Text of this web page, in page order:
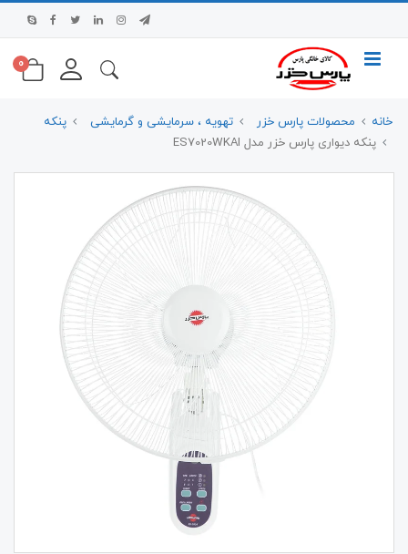
0
خانه محصولات پارس خزر تهویه ، سرمایشی و گرمایشی
پنکه
پنکه دیواری پارس خزر مدل ES7020WKAI